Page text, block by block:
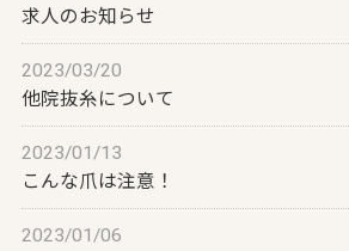
求人のお知らせ
2023/03/20
他院抜糸について
2023/01/13
こんな爪は注意！
2023/01/06